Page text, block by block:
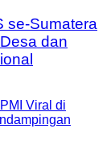
se-Sumatera
dan